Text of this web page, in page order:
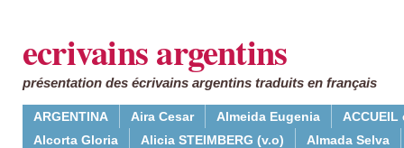
ecrivains argentins
présentation des écrivains argentins traduits en français
ARGENTINA Aira Cesar Almeida Eugenia
ACCUEIL
Alcorta Gloria
Alicia STEIMBERG (v.o)
Almada Selva